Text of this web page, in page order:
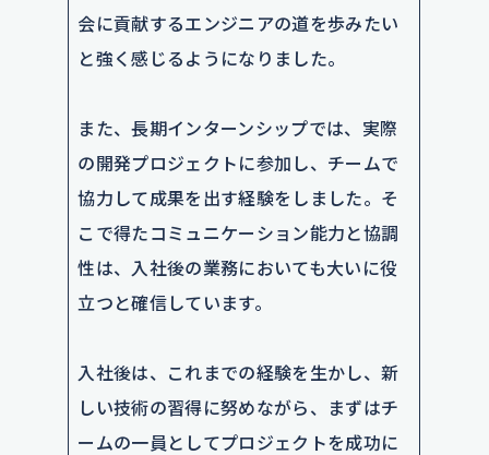
会に貢献するエンジニアの道を歩みたい
と強く感じるようになりました。
また、長期インターンシップでは、実際
の開発プロジェクトに参加し、チームで
協力して成果を出す経験をしました。そ
こで得たコミュニケーション能力と協調
性は、入社後の業務においても大いに役
立つと確信しています。
入社後は、これまでの経験を生かし、新
しい技術の習得に努めながら、まずはチ
ームの一員としてプロジェクトを成功に